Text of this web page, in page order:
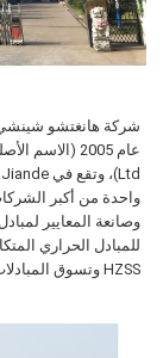
شركة هانغتشو شينشي
واحدة من أكبر
وصانعة المعايير
للمبادل الحراري
HZSS وتسوق المبادلات الحرارية عالية الكفاءة والموفرة للطاقة.